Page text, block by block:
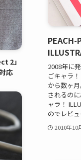
PEACH-
2008年に
ごキャラ
から数ヶ
されるの
ャラ！
のでレビ
2010年10
2」
応